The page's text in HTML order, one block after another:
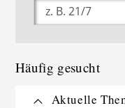
Häufig gesucht
Aktuelle